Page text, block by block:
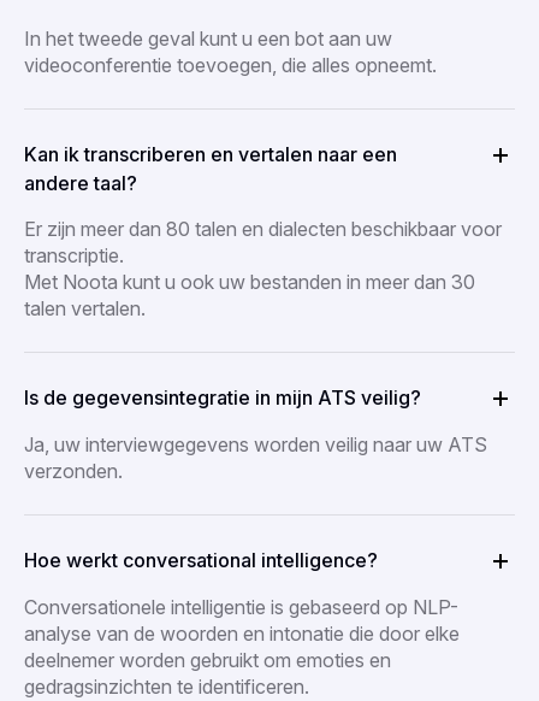
In het tweede geval kunt u een bot aan uw
videoconferentie toevoegen, die alles opneemt.
Kan ik transcriberen en vertalen naar een
andere taal?
Er zijn meer dan 80 talen en dialecten beschikbaar voor
transcriptie.
Met Noota kunt u ook uw bestanden in meer dan 30
talen vertalen.
Is de gegevensintegratie in mijn ATS veilig?
Ja, uw interviewgegevens worden veilig naar uw ATS
verzonden.
Hoe werkt conversational intelligence?
Conversationele intelligentie is gebaseerd op NLP-
analyse van de woorden en intonatie die door elke
deelnemer worden gebruikt om emoties en
gedragsinzichten te identificeren.